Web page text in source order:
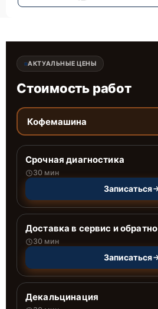
АКТУАЛЬНЫЕ ЦЕНЫ
Стоимость работ
Кофемашина
Срочная диагностика
30 мин
Записаться
Доставка в сервис и обратно
30 мин
Записаться
Декальцинация